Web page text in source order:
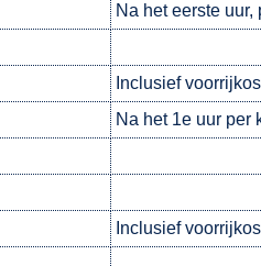
Na het eerste
Inclusief
Na het 1e uur per
Inclusief